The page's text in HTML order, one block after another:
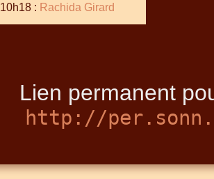
10h18 : Rachida Girard
Lien permanent
http://